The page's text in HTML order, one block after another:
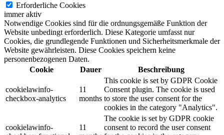
Erforderliche Cookies
immer aktiv
Notwendige Cookies sind für die ordnungsgemäße Funktion der
Website unbedingt erforderlich. Diese Kategorie umfasst nur
Cookies, die grundlegende Funktionen und Sicherheitsmerkmale der
Website gewährleisten. Diese Cookies speichern keine
personenbezogenen Daten.
Cookie
Dauer Beschreibung
cookielawinfo-
checkbox-analytics
11
months
This cookie is set by GDPR Cookie
Consent plugin. The cookie is used
to store the user consent for the
cookies in the category "Analytics".
cookielawinfo-
11
The cookie is set by GDPR cookie
consent to record the user consent